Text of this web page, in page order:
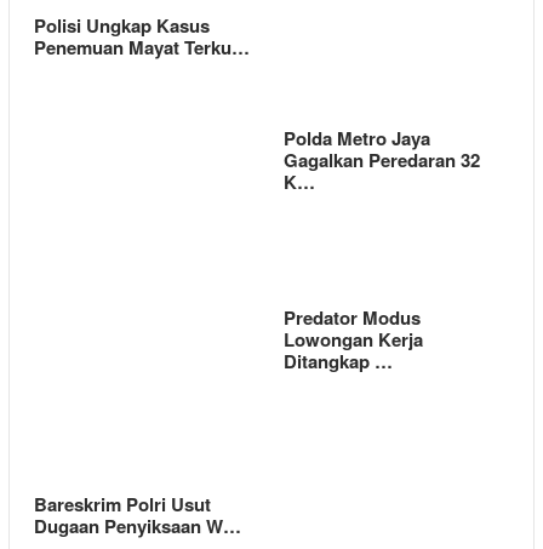
Polisi Ungkap Kasus
Penemuan Mayat Terku…
Polda Metro Jaya
Gagalkan Peredaran 32
K…
Bareskrim Polri Usut
Dugaan Penyiksaan W…
Predator Modus
Lowongan Kerja
Ditangkap …